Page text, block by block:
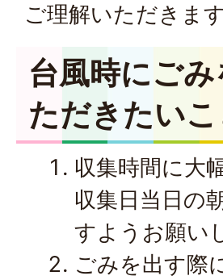
ご理解いただきま
台風時にご
ただきたいこ
収集時間に大
収集日当日の
すようお願い
ごみを出す際